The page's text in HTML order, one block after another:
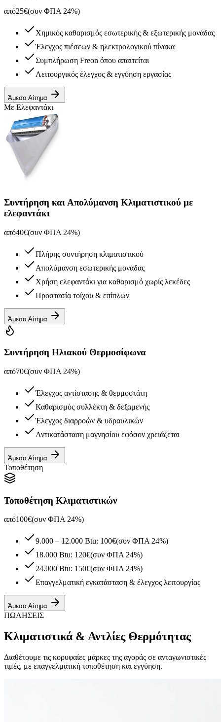
από25€(συν ΦΠΑ 24%)
Χημικός καθαρισμός εσωτερικής & εξωτερικής μονάδας
Έλεγχος πιέσεων & ηλεκτρολογικού πίνακα
Συμπλήρωση Freon όπου απαιτείται
Λειτουργικός έλεγχος & εγγύηση εργασίας
Άμεσο Αίτημα
Με Ελεφαντάκι
Συντήρηση και Απολύμανση Κλιματιστικού με
ελεφαντάκι
από40€(συν ΦΠΑ 24%)
Πλήρης συντήρηση κλιματιστικού
Απολύμανση εσωτερικής μονάδας
Χρήση ελεφαντάκι για καθαρισμό χωρίς λεκέδες
Προστασία τοίχου & επίπλων
Άμεσο Αίτημα
Συντήρηση Ηλιακού Θερμοσίφωνα
από70€(συν ΦΠΑ 24%)
Έλεγχος αντίστασης & θερμοστάτη
Καθαρισμός συλλέκτη & δεξαμενής
Έλεγχος διαρροών & υδραυλικών
Αντικατάσταση μαγνησίου εφόσον χρειάζεται
Άμεσο Αίτημα
Τοποθέτηση
Τοποθέτηση Κλιματιστικών
από100€(συν ΦΠΑ 24%)
9.000 – 12.000 Btu: 100€(συν ΦΠΑ 24%)
18.000 Btu: 120€(συν ΦΠΑ 24%)
24.000 Btu: 150€(συν ΦΠΑ 24%)
Επαγγελματική εγκατάσταση & έλεγχος λειτουργίας
Άμεσο Αίτημα
ΠΩΛΗΣΕΙΣ
Κλιματιστικά & Αντλίες Θερμότητας
Διαθέτουμε τις κορυφαίες μάρκες της αγοράς σε ανταγωνιστικές
τιμές, με επαγγελματική τοποθέτηση και εγγύηση.